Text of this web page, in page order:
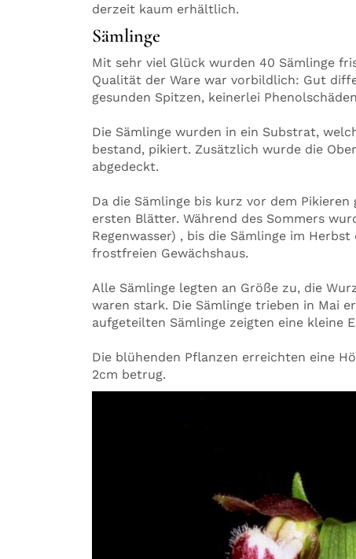
derzeit kaum erhältlich.
Sämlinge
Mit sehr viel Glück wurden 40 Sämlinge
Qualität der Ware war vorbildlich: Gut
gesunden Spitzen, keinerlei Phenolschäden
Die Sämlinge wurden in ein Substrat,
bestand, pikiert. Zusätzlich wurde die
abgedeckt.
Da die Sämlinge bis kurz vor dem
ersten Blätter. Während des Sommers
Regenwasser) , bis die Sämlinge im
frostfreien Gewächshaus.
Alle Sämlinge legten an Größe zu, die
waren stark. Die Sämlinge trieben in Mai
aufgeteilten Sämlinge zeigten eine kleine
Die blühenden Pflanzen erreichten eine
2cm betrug.